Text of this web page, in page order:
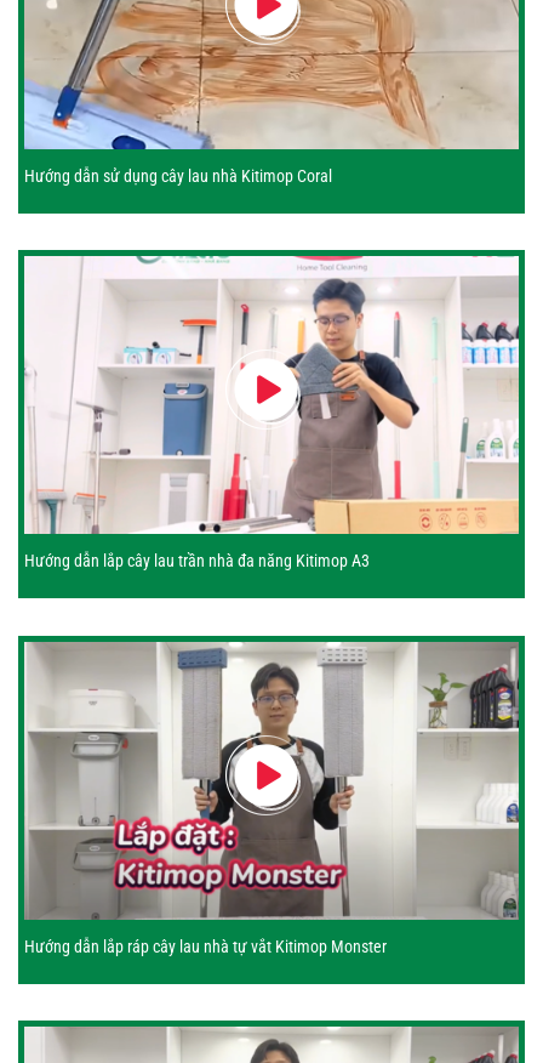
Hướng dẫn sử dụng cây lau nhà Kitimop Coral
Hướng dẫn lắp cây lau trần nhà đa năng Kitimop A3
Hướng dẫn lắp ráp cây lau nhà tự vắt Kitimop Monster